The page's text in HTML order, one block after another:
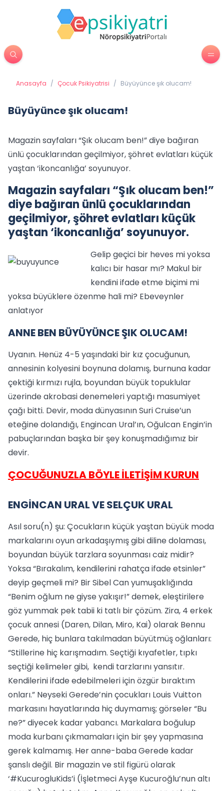
Anasayfa / Çocuk Psikiyatrisi / Büyüyünce şık olucam!
Büyüyünce şık olucam!
Magazin sayfaları “Şık olucam ben!” diye bağıran
ünlü çocuklarından geçilmiyor, şöhret evlatları küçük
yaştan ‘ikoncanlığa’ soyunuyor.
Magazin sayfaları “Şık olucam ben!”
diye bağıran ünlü çocuklarından
geçilmiyor, şöhret evlatları küçük
yaştan ‘ikoncanlığa’ soyunuyor.
Gelip geçici bir heves mi yoksa
kalıcı bir hasar mı? Makul bir
kendini ifade etme biçimi mi
yoksa büyüklere özenme hali mi? Ebeveynler
anlatıyor
ANNE BEN BÜYÜYÜNCE ŞIK OLUCAM!
Uyanın. Henüz 4-5 yaşındaki bir kız çocuğunun,
annesinin kolyesini boynuna dolamış, burnuna kadar
çektiği kırmızı rujla, boyundan büyük topuklular
üzerinde akrobasi denemeleri yaptığı masumiyet
çağı bitti. Devir, moda dünyasının Suri Cruise’un
eteğine dolandığı, Engincan Ural’ın, Oğulcan Engin’in
pabuçlarından başka bir şey konuşmadığımız bir
devir.
ÇOCUĞUNUZLA BÖYLE İLETİŞİM KURUN
ENGİNCAN URAL VE SELÇUK URAL
Asıl soru(n) şu: Çocukların küçük yaştan büyük moda
markalarını oyun arkadaşıymış gibi diline dolaması,
boyundan büyük tarzlara soyunması caiz midir?
Yoksa “Bırakalım, kendilerini rahatça ifade etsinler”
deyip geçmeli mi? Bir Sibel Can yumuşaklığında
“Benim oğlum ne giyse yakışır!” demek, eleştirilere
göz yummak pek tabii ki tatlı bir çözüm. Zira, 4 erkek
çocuk annesi (Daren, Dilan, Miro, Kai) olarak Bennu
Gerede, hiç bunlara takılmadan büyütmüş oğlanları:
“Stillerine hiç karışmadım. Seçtiği kıyafetler, tıpkı
seçtiği kelimeler gibi, kendi tarzlarını yansıtır.
Kendilerini ifade edebilmeleri için özgür bıraktım
onları.” Neyseki Gerede’nin çocukları Louis Vuitton
markasını hayatlarında hiç duymamış; görseler “Bu
ne?” diyecek kadar yabancı. Markalara boğulup
moda kurbanı çıkmamaları için bir şey yapmasına
gerek kalmamış. Her anne-baba Gerede kadar
şanslı değil. Bir magazin ve stil figürü olarak
‘#KucurogluKids’i (İşletmeci Ayşe Kucuroğlu’nun altı